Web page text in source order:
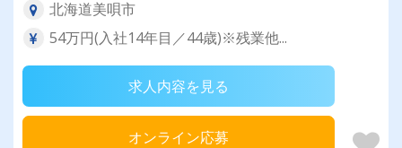
北海道美唄市
54万円(入社14年目／44歳)※残業他...
求人内容を見る
オンライン応募